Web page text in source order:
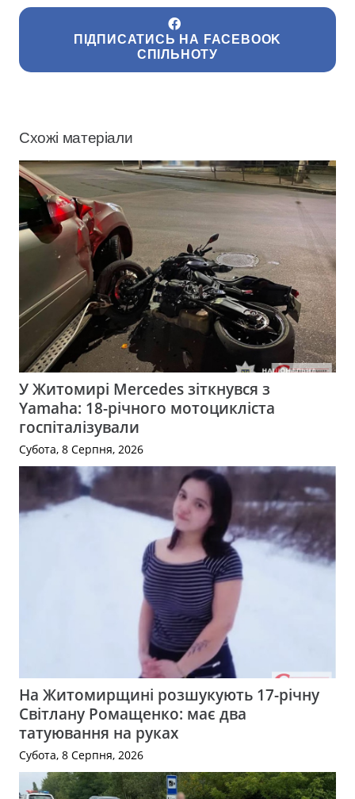
ПІДПИСАТИСЬ НА FACEBOOK
СПІЛЬНОТУ
Схожі матеріали
У Житомирі Mercedes зіткнувся з
Yamaha: 18-річного мотоцикліста
госпіталізували
Субота, 8 Серпня, 2026
На Житомирщині розшукують 17-річну
Світлану Ромащенко: має два
татуювання на руках
Субота, 8 Серпня, 2026